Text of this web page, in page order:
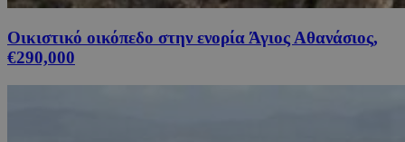
Οικιστικό οικόπεδο στην ενορία Άγιος Αθανάσιος,
€290,000